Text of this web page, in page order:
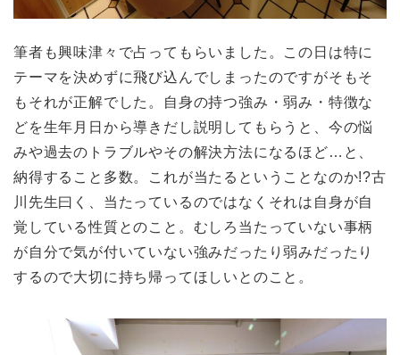
筆者も興味津々で占ってもらいました。この日は特に
テーマを決めずに飛び込んでしまったのですがそもそ
もそれが正解でした。自身の持つ強み・弱み・特徴な
どを生年月日から導きだし説明してもらうと、今の悩
みや過去のトラブルやその解決方法になるほど…と、
納得すること多数。これが当たるということなのか!?古
川先生曰く、当たっているのではなくそれは自身が自
覚している性質とのこと。むしろ当たっていない事柄
が自分で気が付いていない強みだったり弱みだったり
するので大切に持ち帰ってほしいとのこと。